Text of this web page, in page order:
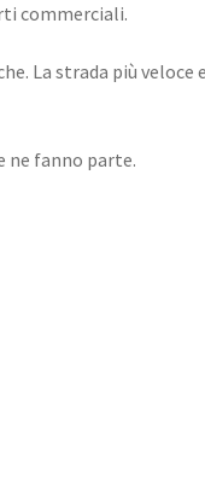
commerciali.
La strada più veloce
ne fanno parte.